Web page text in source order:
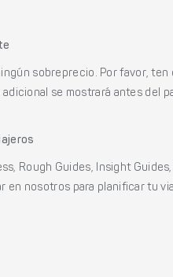
sobreprecio. Por favor,
se mostrará antes del
Rough Guides, Insight
nosotros para planificar tu